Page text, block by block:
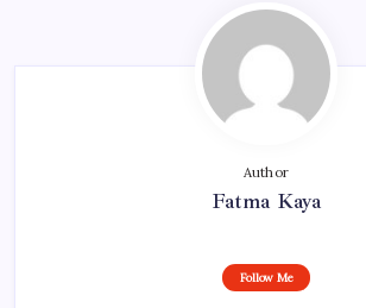
Author
Fatma Kaya
Follow Me